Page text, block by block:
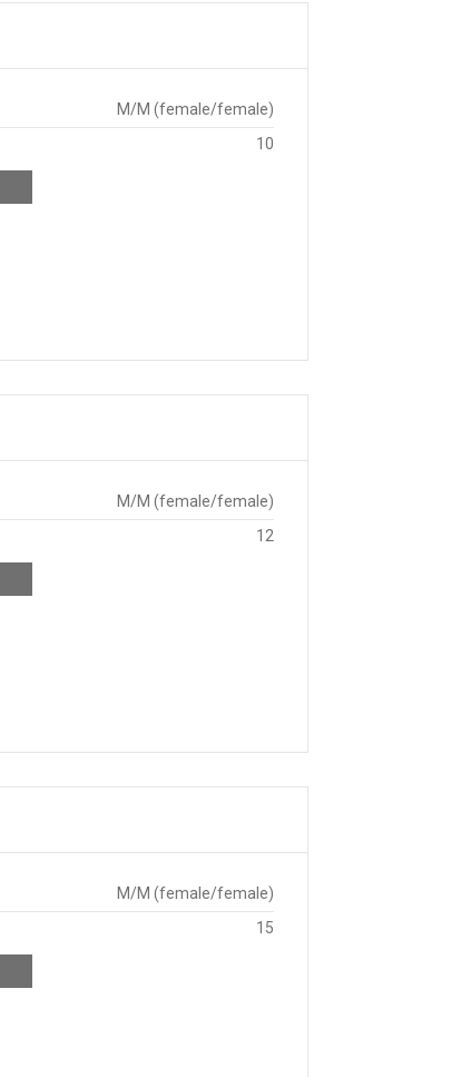
M/M (female/female)
10
M/M (female/female)
12
M/M (female/female)
15